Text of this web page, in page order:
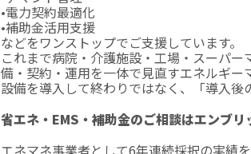
•電力契約最適化
•補助金活用支援
などをワンストップでご支援しています。
これまで病院・介護施設・工場・スーパ
備・契約・運用を一体で見直すエネルギー
設備を導入して終わりではなく、「導入後
省エネ・EMS・補助金のご相談はエンブリ